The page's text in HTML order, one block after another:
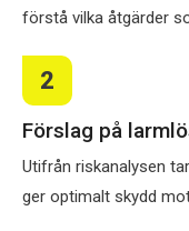
förstå vilka åtgärder
2
Förslag på
Utifrån riskanalysen
ger optimalt skydd